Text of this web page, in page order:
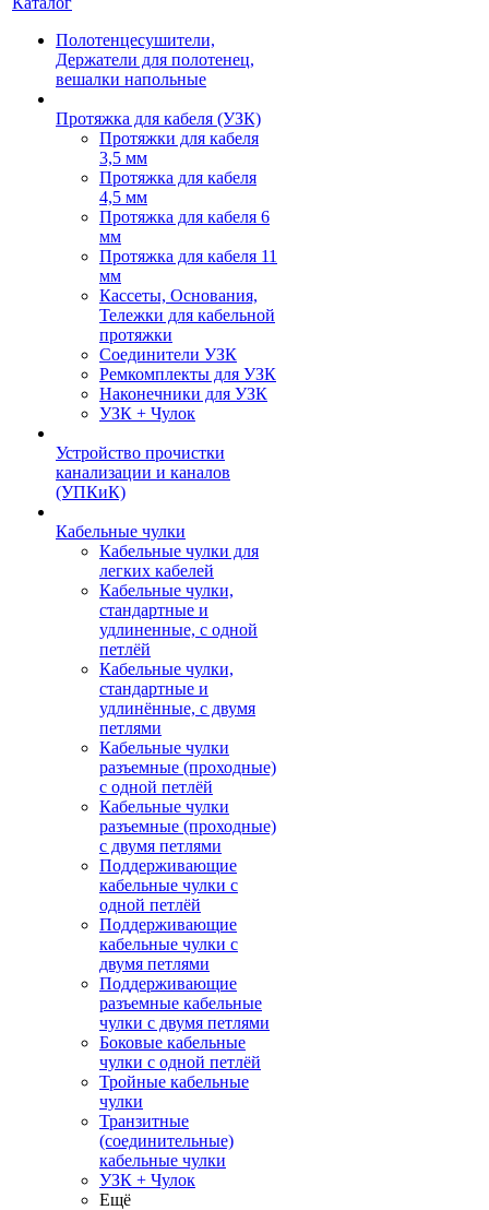
Полотенцесушители,
Держатели для полотенец,
вешалки напольные
Протяжка для кабеля (УЗК)
Протяжки для кабеля
3,5 мм
Протяжка для кабеля
4,5 мм
Протяжка для кабеля 6
мм
Протяжка для кабеля 11
мм
Кассеты, Основания,
Тележки для кабельной
протяжки
Соединители УЗК
Ремкомплекты для УЗК
Наконечники для УЗК
УЗК + Чулок
Устройство прочистки
канализации и каналов
(УПКиК)
Кабельные чулки
Кабельные чулки для
легких кабелей
Кабельные чулки,
стандартные и
удлиненные, с одной
петлёй
Кабельные чулки,
стандартные и
удлинённые, с двумя
петлями
Кабельные чулки
разъемные (проходные)
с одной петлёй
Кабельные чулки
разъемные (проходные)
с двумя петлями
Поддерживающие
кабельные чулки с
одной петлёй
Поддерживающие
кабельные чулки с
двумя петлями
Поддерживающие
разъемные кабельные
чулки с двумя петлями
Боковые кабельные
чулки с одной петлёй
Тройные кабельные
чулки
Транзитные
(соединительные)
кабельные чулки
УЗК + Чулок
Ещё